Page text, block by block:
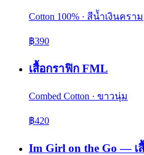
Cotton 100% · สีน้ำเงินคราม
฿390
เสื้อกราฟิก FML
Combed Cotton · ขาวนุ่ม
฿420
Im Girl on the Go — เ